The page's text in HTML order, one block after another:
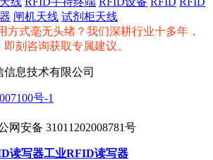
闸机天线 试剂柜天线
方式毫无头绪？我们深耕行业十多年，
刻咨询获取专属建议。
息技术有限公司
号-1
网安备 31011202008781号
读写器工业RFID读写器